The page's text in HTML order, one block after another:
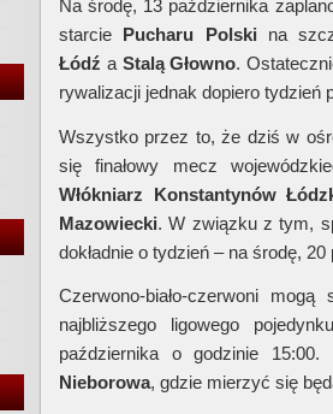
Na środę, 13 października
starcie Pucharu Polski na
Łódź a Stalą Głowno.
rywalizacji jednak dopiero tydzień
Wszystko przez to, że dziś w
się finałowy mecz
Włókniarz Konstantynów
Mazowiecki. W związku z tym,
dokładnie o tydzień – na środę,
Czerwono-biało-czerwoni
najbliższego ligowego
października o godzinie
Nieborowa, gdzie mierzyć się